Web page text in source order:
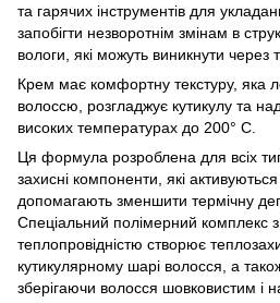
та гарячих інструментів для
запобігти незворотнім змінам в
вологи, які можуть виникнути через
Крем має комфортну текстуру, яка
волоссю, розгладжує кутикулу та
високих температурах до 200° C.
Ця формула розроблена для всіх
захисні компоненти, які активуються
допомагають зменшити термічну
Спеціальний полімерний комплекс
теплопровідністю створює
кутикулярному шарі волосся, а також
зберігаючи волосся шовковистим і